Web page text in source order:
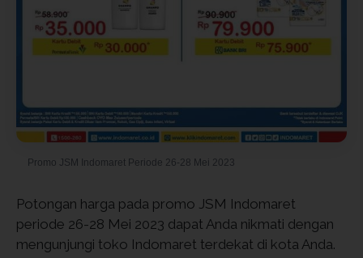
Promo JSM Indomaret Periode 26-28 Mei 2023
Potongan harga pada promo JSM Indomaret
periode 26-28 Mei 2023 dapat Anda nikmati dengan
mengunjungi toko Indomaret terdekat di kota Anda.